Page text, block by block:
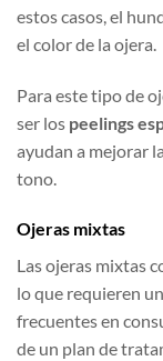
estos casos, el
el color de la ojera.
Para este tipo de
ser los peelings
ayudan a mejorar
tono.
Ojeras mixtas
Las ojeras mixtas
lo que requieren
frecuentes en
de un plan de